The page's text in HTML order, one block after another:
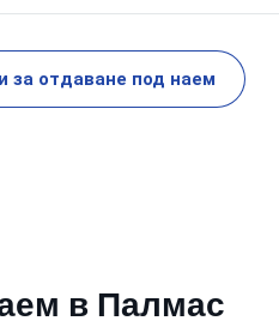
за отдаване под наем
в Палмас